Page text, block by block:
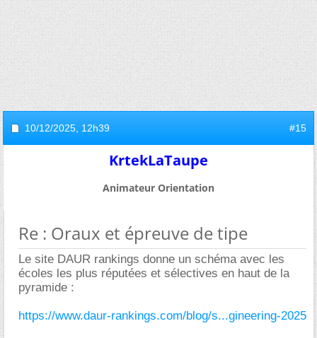
10/12/2025, 12h39 #15
KrtekLaTaupe
Animateur Orientation
Re : Oraux et épreuve de tipe
Le site DAUR rankings donne un schéma avec les
écoles les plus réputées et sélectives en haut de la
pyramide :
https://www.daur-rankings.com/blog/s...gineering-2025